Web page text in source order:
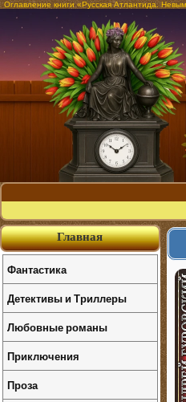
Оглавление книги «Русская Атлантида.
Главная
Фантастика
Детективы и Триллеры
Любовные романы
Приключения
Проза